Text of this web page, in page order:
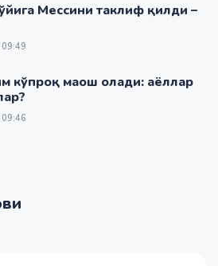
Мессини таклиф қилди –
кўпроқ маош олади: аёллар